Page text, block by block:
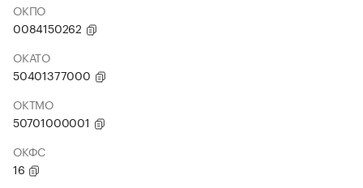
ОКПО
0084150262
ОКАТО
50401377000
ОКТМО
50701000001
ОКФС
16